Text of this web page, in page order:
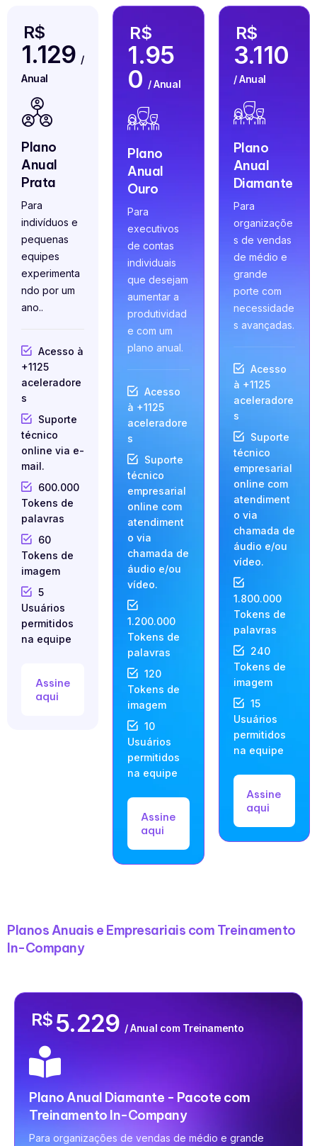
Plano
Anual
Prata
Para
indivíduos e
pequenas
equipes
experimenta
ndo por um
ano..
R$
1.129 /
Anual
Acesso à
+1125
aceleradore
s
Suporte
técnico
online via e-
mail.
600.000
Tokens de
palavras
60
Tokens de
imagem
5
Usuários
permitidos
na equipe
Assine
aqui
Plano
Anual
Ouro
Para
executivos
de contas
individuais
que desejam
aumentar a
produtividad
e com um
plano anual.
R$
1.95
0 / Anual
Acesso
à +1125
aceleradore
s
Suporte
técnico
empresarial
online com
atendiment
o via
chamada de
áudio e/ou
vídeo.
1.200.000
Tokens de
palavras
120
Tokens de
imagem
10
Usuários
permitidos
na equipe
Assine
aqui
Plano
Anual
Diamante
Para
organizaçõe
s de vendas
de médio e
grande
porte com
necessidade
s avançadas.
R$
3.110
/ Anual
Acesso
à +1125
aceleradore
s
Suporte
técnico
empresarial
online com
atendiment
o via
chamada de
áudio e/ou
vídeo.
1.800.000
Tokens de
palavras
240
Tokens de
imagem
15
Usuários
permitidos
na equipe
Assine
aqui
Planos Anuais e Empresariais com Treinamento
In-Company
Plano Anual Diamante - Pacote com
Treinamento In-Company
Para organizações de vendas de médio e grande
R$ 5.229 / Anual com Treinamento